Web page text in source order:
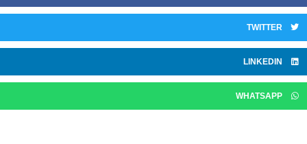
TWITTER
LINKEDIN
WHATSAPP